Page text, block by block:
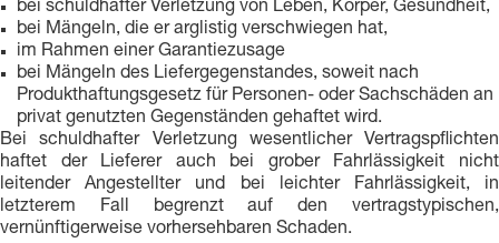
bei schuldhafter Verletzung von Leben, Körper, Gesundheit,
bei Mängeln, die er arglistig verschwiegen hat,
im Rahmen einer Garantiezusage
bei Mängeln des Liefergegenstandes, soweit nach
Produkthaftungsgesetz für Personen- oder Sachschäden an
privat genutzten Gegenständen gehaftet wird.
Bei schuldhafter Verletzung wesentlicher Vertragspflichten
haftet der Lieferer auch bei grober Fahrlässigkeit nicht
leitender Angestellter und bei leichter Fahrlässigkeit, in
letzterem Fall begrenzt auf den vertragstypischen,
vernünftigerweise vorhersehbaren Schaden.